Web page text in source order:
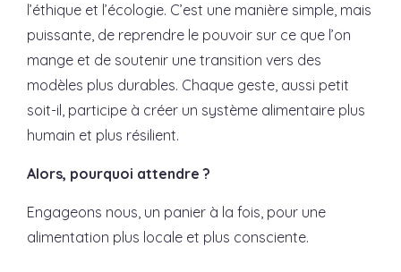
l’éthique et l’écologie. C’est une manière simple, mais
puissante, de reprendre le pouvoir sur ce que l’on
mange et de soutenir une transition vers des
modèles plus durables. Chaque geste, aussi petit
soit-il, participe à créer un système alimentaire plus
humain et plus résilient.
Alors, pourquoi attendre ?
Engageons nous, un panier à la fois, pour une
alimentation plus locale et plus consciente.